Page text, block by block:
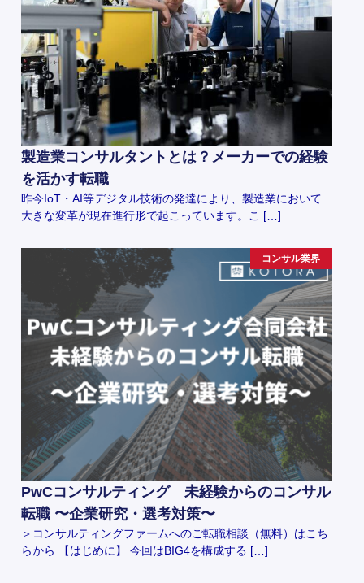
製造業コンサルタントとは？メーカーでの経験
を活かす転職
昨今IoT・AI等デジタル技術の発達により、製造業において
大きな変革が現在進行形で起こっています。こ […]
コンサル業界
PwCコンサルティング 未経験からのコンサル
転職 〜企業研究・選考対策〜
＞コンサルティングファームへのご転職相談（無料）はこち
らから 【はじめに】 今回はBIG4を構成する […]